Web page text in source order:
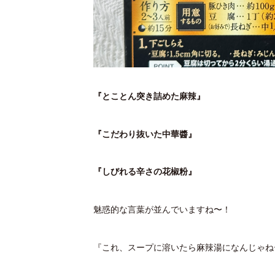
『とことん突き詰めた麻辣』
『こだわり抜いた中華醬』
『しびれる辛さの花椒粉』
魅惑的な言葉が並んでいますね〜！
『これ、スープに溶いたら麻辣湯になんじゃ